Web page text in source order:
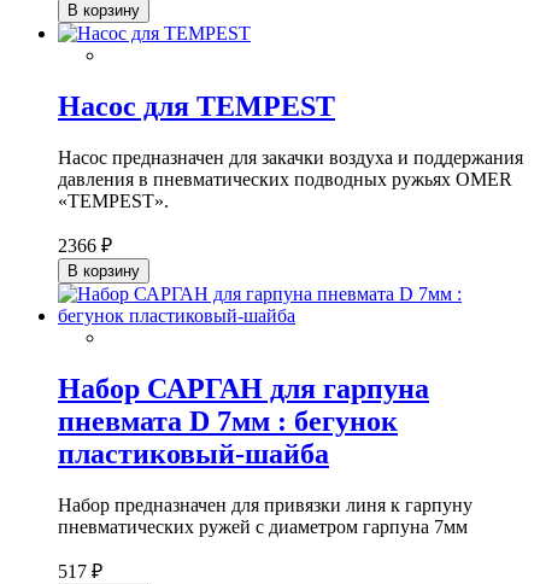
В корзину
Насос для TEMPEST
Насос предназначен для закачки воздуха и поддержания
давления в пневматических подводных ружьях OMER
«TEMPEST».
2366 ₽
В корзину
Набор САРГАН для гарпуна
пневмата D 7мм : бегунок
пластиковый-шайба
Набор предназначен для привязки линя к гарпуну
пневматических ружей с диаметром гарпуна 7мм
517 ₽